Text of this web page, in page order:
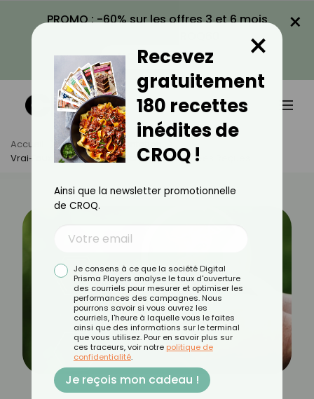
PROMO : -60% sur les offres 3 et 6 mois
VOIR LA PROMO
×
Accueil Actus
Alimentation
Vrai‑Faux Sur Les OGM : Décryptons Les Idées Reçues
Recevez
gratuitement
180 recettes
inédites de
CROQ !
×
Ainsi que la newsletter promotionnelle
de CROQ.
Je consens à ce que la société Digital
Prisma Players analyse le taux d'ouverture
des courriels pour mesurer et optimiser les
performances des campagnes. Nous
pourrons savoir si vous ouvrez les
courriels, l'heure à laquelle vous le faites
ainsi que des informations sur le terminal
que vous utilisez. Pour en savoir plus sur
ces traceurs, voir notre politique de
confidentialité.
Je reçois mon cadeau !